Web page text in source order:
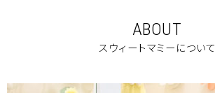
ABOUT
スウィートマミーについて